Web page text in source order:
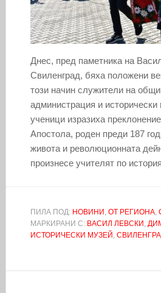
Днес, пред паметника на
Свиленград, бяха положени
този начин служители на
администрация и исторически
ученици изразиха
Апостола, роден преди 187
живота и революционната
произнесе учителят по
ПИЛА ПОД: НОВИНИ , ОТ РЕГИОНА,
МАРКИРАНИ С: ВАСИЛ ЛЕВСКИ ,
ИСТОРИЧЕСКИ МУЗЕЙ ,